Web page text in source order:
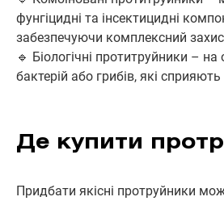
фунгіцидні та інсектицидні
забезпечуючи комплексний
🔹 Біологічні протитруйники – на
бактерій або грибів, які
Де купити
Придбати якісні протруйники